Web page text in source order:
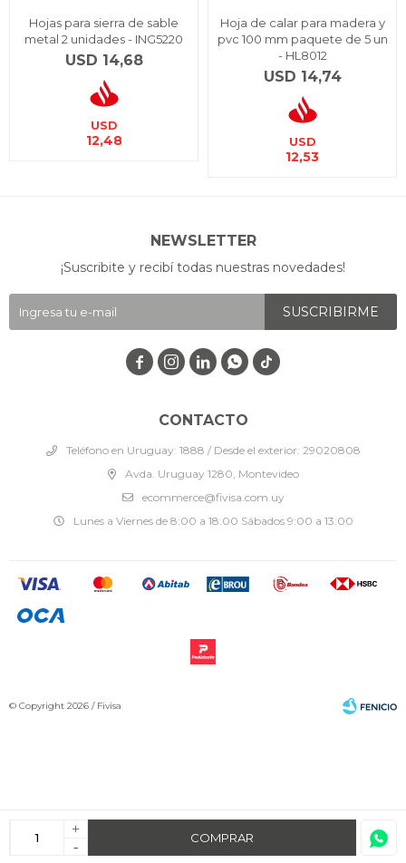
+
-
COMPRAR
Hojas para sierra de sable
metal 2 unidades - ING5220
USD 14,68
USD
12,48
Hoja de calar para madera y
pvc 100 mm paquete de 5 un
- HL8012
USD 14,74
USD
12,53
CONTACTO
Teléfono en Uruguay: 1888 / Desde el exterior: 29020808
Avda. Uruguay 1280, Montevideo
ecommerce@fivisa.com.uy
Lunes a Viernes de 8:00 a 18:00 Sábados 9:00 a 13:00
NEWSLETTER
¡Suscribite y recibí todas nuestras novedades!
SUSCRIBIRME
   
© Copyright 2026 / Fivisa
Fenicio